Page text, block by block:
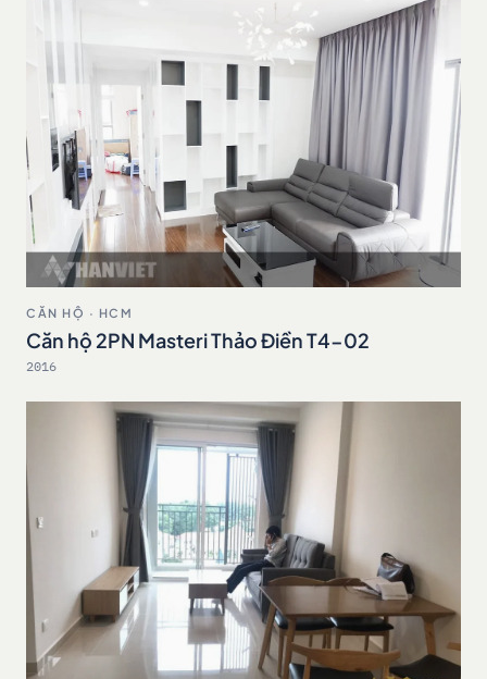
CĂN HỘ · HCM
Căn hộ 2PN Masteri Thảo Điền T4-02
2016